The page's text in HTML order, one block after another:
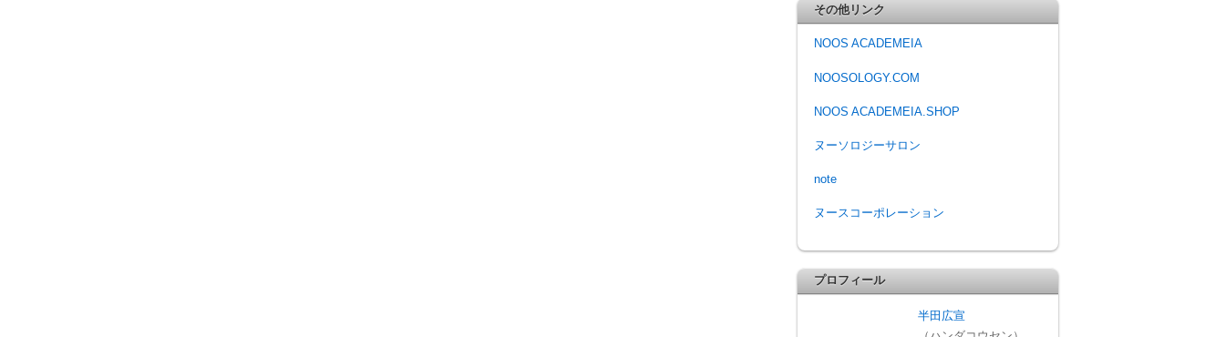
その他リンク
NOOS ACADEMEIA
NOOSOLOGY.COM
NOOS ACADEMEIA.SHOP
ヌーソロジーサロン
note
ヌースコーポレーション
プロフィール
半田広宣